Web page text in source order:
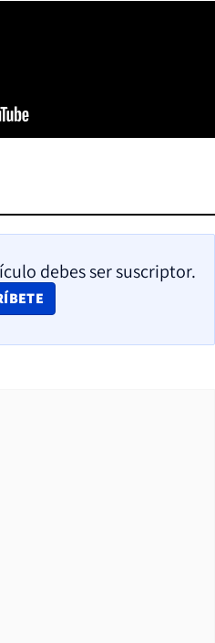
debes ser suscriptor.
IN NEW WINDOW